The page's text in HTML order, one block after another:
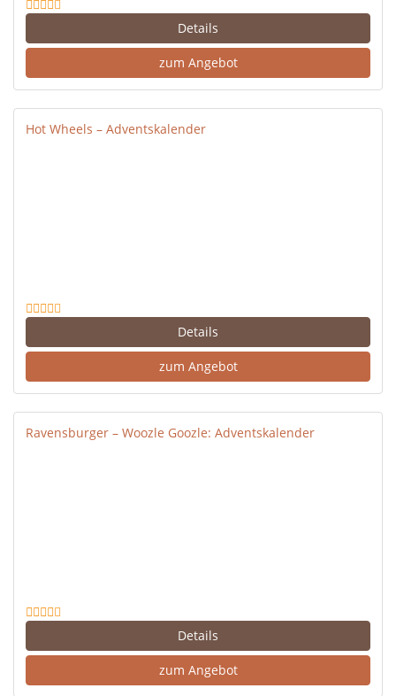
Details
zum Angebot
Hot Wheels – Adventskalender
Details
zum Angebot
Ravensburger – Woozle Goozle: Adventskalender
Details
zum Angebot